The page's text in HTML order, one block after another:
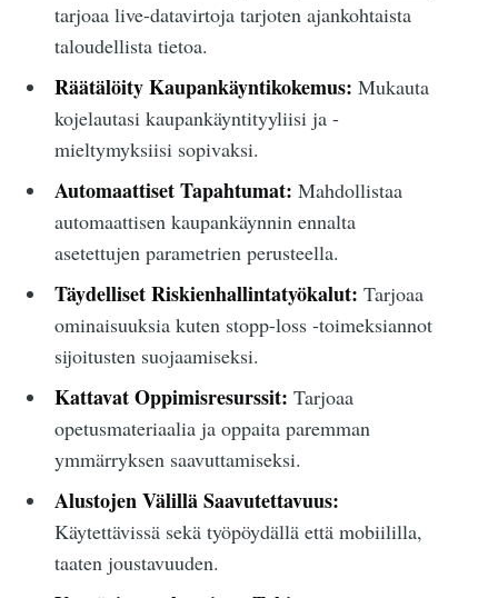
tarjoaa live-datavirtoja tarjoten ajankohtaista
taloudellista tietoa.
Räätälöity Kaupankäyntikokemus: Mukauta
kojelautasi kaupankäyntityyliisi ja -
mieltymyksiisi sopivaksi.
Automaattiset Tapahtumat: Mahdollistaa
automaattisen kaupankäynnin ennalta
asetettujen parametrien perusteella.
Täydelliset Riskienhallintatyökalut: Tarjoaa
ominaisuuksia kuten stopp-loss -toimeksiannot
sijoitusten suojaamiseksi.
Kattavat Oppimisresurssit: Tarjoaa
opetusmateriaalia ja oppaita paremman
ymmärryksen saavuttamiseksi.
Alustojen Välillä Saavutettavuus:
Käytettävissä sekä työpöydällä että mobiililla,
taaten joustavuuden.